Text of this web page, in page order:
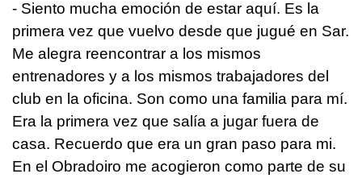
- Siento mucha emoción de estar aquí. Es la
primera vez que vuelvo desde que jugué en Sar.
Me alegra reencontrar a los mismos
entrenadores y a los mismos trabajadores del
club en la oficina. Son como una familia para mí.
Era la primera vez que salía a jugar fuera de
casa. Recuerdo que era un gran paso para mi.
En el Obradoiro me acogieron como parte de su